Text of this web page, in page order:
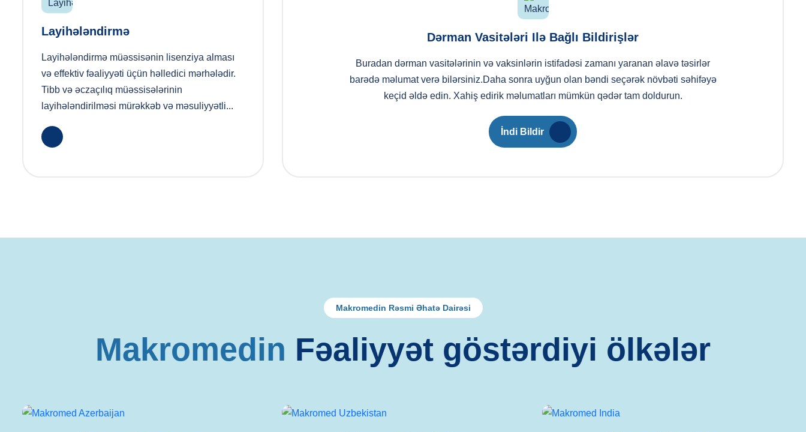
Layihələndirmə
Layihələndirmə müəssisənin lisenziya alması
və effektiv fəaliyyəti üçün həlledici mərhələdir.
Tibb və əczaçılıq müəssisələrinin
layihələndirilməsi mürəkkəb və məsuliyyətli...
Dərman Vasitələri Ilə Bağlı Bildirişlər
Buradan dərman vasitələrinin və vaksinlərin istifadəsi zamanı yaranan əlavə təsirlər
barədə məlumat verə bilərsiniz.Daha sonra uyğun olan bəndi seçərək növbəti səhifəyə
keçid əldə edin. Xahiş edirik məlumatları mümkün qədər tam doldurun.
İndi Bildir
Makromedin Rəsmi Əhatə Dairəsi
Makromedin Fəaliyyət göstərdiyi ölkələr